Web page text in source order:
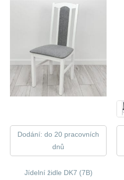
Dodání: do 20 pracovních
dnů
Jídelní židle DK7 (7B)